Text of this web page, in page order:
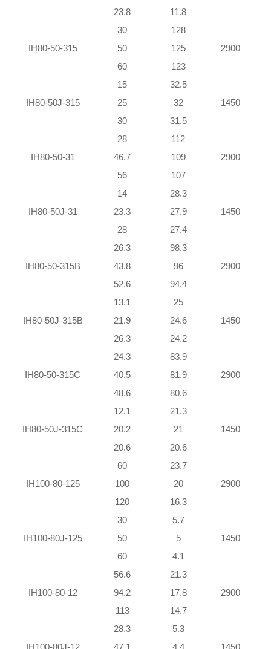
23.8
11.8
IH80-50-315
30
50
60
128
125
123
2900
IH80-50J-315
15
25
30
32.5
32
31.5
1450
IH80-50-31
28
46.7
56
112
109
107
2900
IH80-50J-31
14
23.3
28
28.3
27.9
27.4
1450
IH80-50-315B
26.3
43.8
52.6
98.3
96
94.4
2900
IH80-50J-315B
13.1
21.9
26.3
25
24.6
24.2
1450
IH80-50-315C
24.3
40.5
48.6
83.9
81.9
80.6
2900
IH80-50J-315C
12.1
20.2
20.6
21.3
21
20.6
1450
IH100-80-125
60
100
120
23.7
20
16.3
2900
IH100-80J-125
30
50
60
5.7
5
4.1
1450
IH100-80-12
56.6
94.2
113
21.3
17.8
14.7
2900
IH100-80J-12
28.3
47.1
5.3
4.4
1450